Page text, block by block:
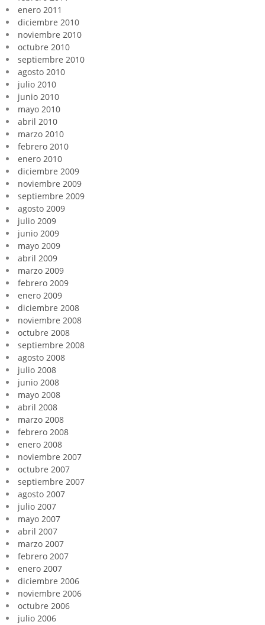
enero 2011
diciembre 2010
noviembre 2010
octubre 2010
septiembre 2010
agosto 2010
julio 2010
junio 2010
mayo 2010
abril 2010
marzo 2010
febrero 2010
enero 2010
diciembre 2009
noviembre 2009
septiembre 2009
agosto 2009
julio 2009
junio 2009
mayo 2009
abril 2009
marzo 2009
febrero 2009
enero 2009
diciembre 2008
noviembre 2008
octubre 2008
septiembre 2008
agosto 2008
julio 2008
junio 2008
mayo 2008
abril 2008
marzo 2008
febrero 2008
enero 2008
noviembre 2007
octubre 2007
septiembre 2007
agosto 2007
julio 2007
mayo 2007
abril 2007
marzo 2007
febrero 2007
enero 2007
diciembre 2006
noviembre 2006
octubre 2006
julio 2006